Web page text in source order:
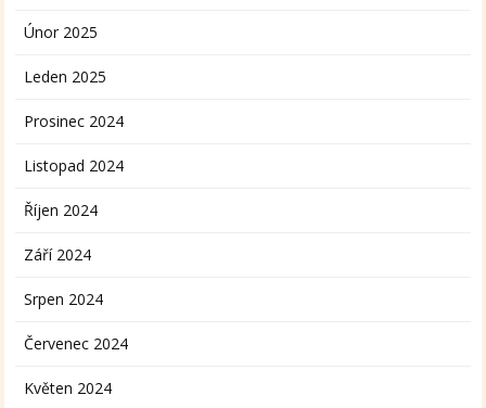
Únor 2025
Leden 2025
Prosinec 2024
Listopad 2024
Říjen 2024
Září 2024
Srpen 2024
Červenec 2024
Květen 2024